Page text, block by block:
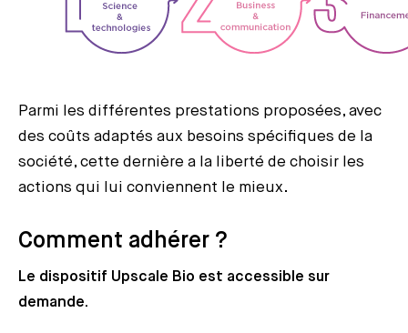
Parmi les différentes prestations proposées, avec
des coûts adaptés aux besoins spécifiques de la
société, cette dernière a la liberté de choisir les
actions qui lui conviennent le mieux.
Comment adhérer ?
Le dispositif Upscale Bio est accessible sur
demande.